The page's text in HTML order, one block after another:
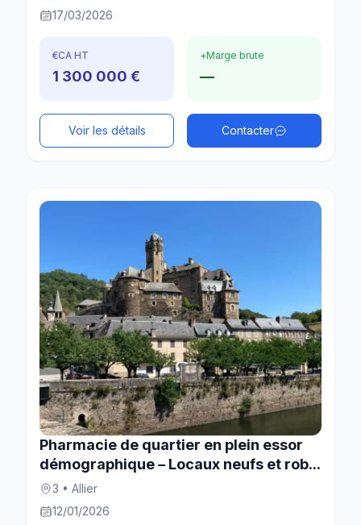
17/03/2026
€CA HT
1 300 000 €
+Marge brute
—
Voir les détails Contacter
Pharmacie de quartier en plein essor
démographique – Locaux neufs et rob...
3 • Allier
12/01/2026